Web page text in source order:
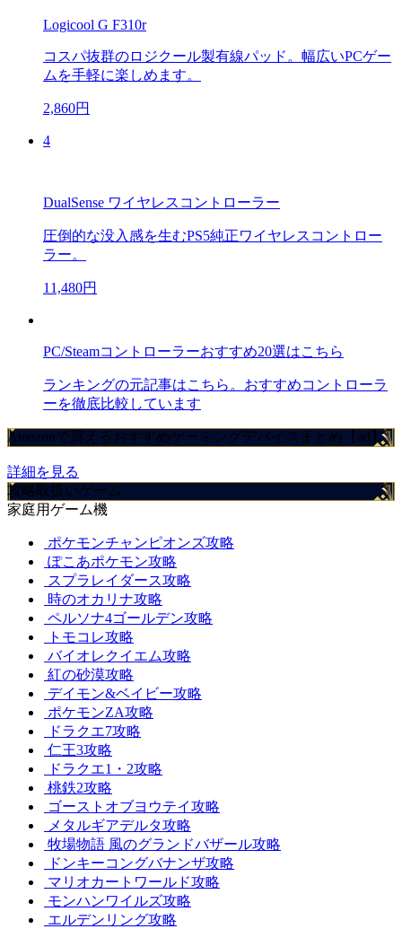
Logicool G F310r
コスパ抜群のロジクール製有線パッド。幅広いPCゲー
ムを手軽に楽しめます。
2,860円
4
DualSense ワイヤレスコントローラー
圧倒的な没入感を生むPS5純正ワイヤレスコントロー
ラー。
11,480円
PC/Steamコントローラーおすすめ20選はこちら
ランキングの元記事はこちら。おすすめコントローラ
ーを徹底比較しています
Amazonで買えるおすすめゲーミングデバイスまとめ【ad】
詳細を見る
攻略取扱いゲーム
家庭用ゲーム機
ポケモンチャンピオンズ攻略
ぽこあポケモン攻略
スプラレイダース攻略
時のオカリナ攻略
ペルソナ4ゴールデン攻略
トモコレ攻略
バイオレクイエム攻略
紅の砂漠攻略
デイモン&ベイビー攻略
ポケモンZA攻略
ドラクエ7攻略
仁王3攻略
ドラクエ1・2攻略
桃鉄2攻略
ゴーストオブヨウテイ攻略
メタルギアデルタ攻略
牧場物語 風のグランドバザール攻略
ドンキーコングバナンザ攻略
マリオカートワールド攻略
モンハンワイルズ攻略
エルデンリング攻略